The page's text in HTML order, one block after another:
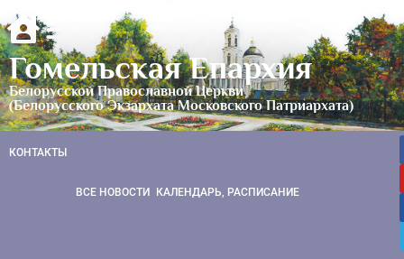
Гомельская Епархия
Белорусской Православной Церкви
(Белорусского Экзархата Московского Патриархата)
КОНТАКТЫ
ВСЕ НОВОСТИ КАЛЕНДАРЬ, РАСПИСАНИЕ